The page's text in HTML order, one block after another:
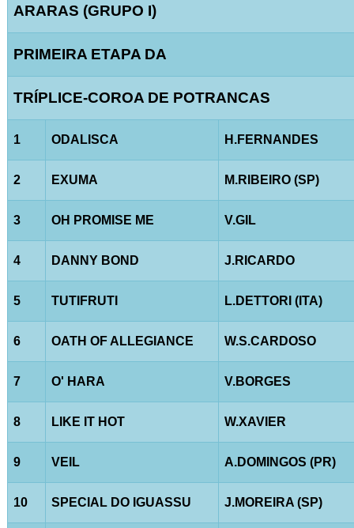
ARARAS (GRUPO I)
PRIMEIRA ETAPA DA
TRÍPLICE-COROA DE POTRANCAS
1 ODALISCA H.FERNANDES
2 EXUMA M.RIBEIRO (SP)
3 OH PROMISE ME V.GIL
4 DANNY BOND J.RICARDO
5 TUTIFRUTI L.DETTORI (ITA)
6 OATH OF ALLEGIANCE W.S.CARDOSO
7 O' HARA V.BORGES
8 LIKE IT HOT W.XAVIER
9 VEIL A.DOMINGOS (PR)
10 SPECIAL DO IGUASSU J.MOREIRA (SP)